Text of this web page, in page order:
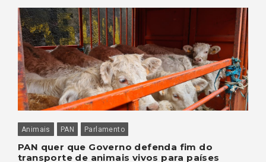
Animais PAN Parlamento
PAN quer que Governo defenda fim do
transporte de animais vivos para países